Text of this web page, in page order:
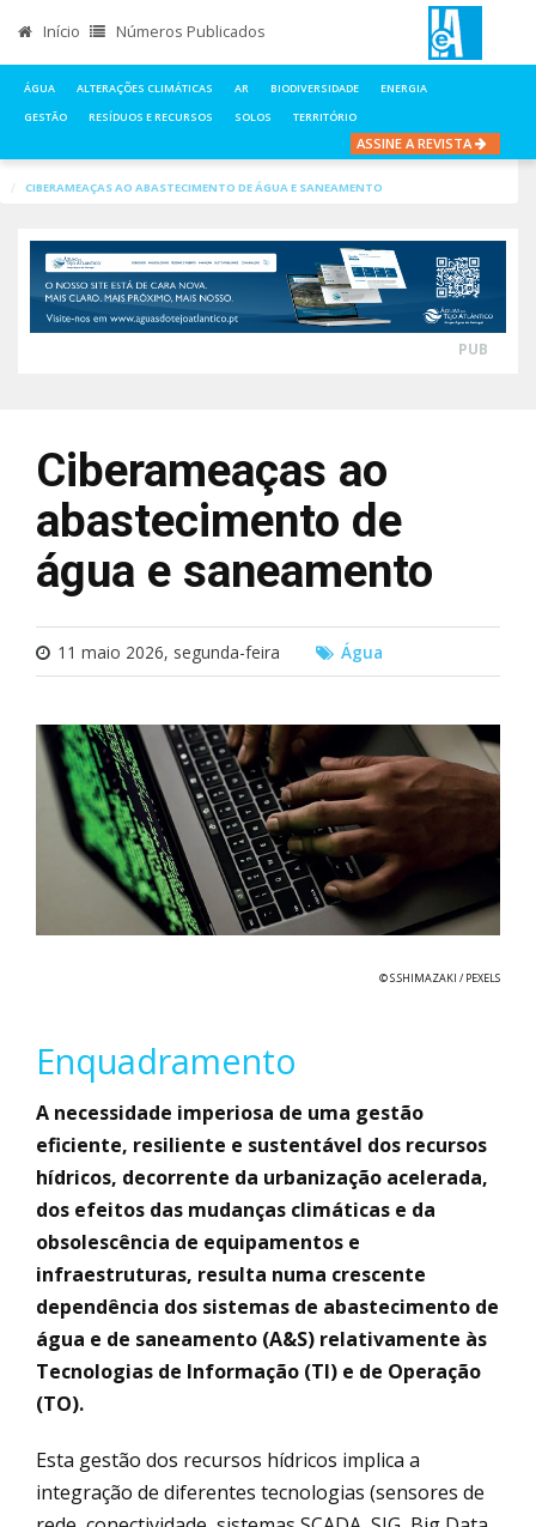
Início Números Publicados
ÁGUA ALTERAÇÕES CLIMÁTICAS AR BIODIVERSIDADE
ENERGIA
GESTÃO
RESÍDUOS E RECURSOS SOLOS TERRITÓRIO
ASSINE A REVISTA
CIBERAMEAÇAS AO ABASTECIMENTO DE ÁGUA E SANEAMENTO
PUB
Ciberameaças ao
abastecimento de
água e saneamento
11 maio 2026, segunda-feira Água
© S.SHIMAZAKI / PEXELS
Enquadramento
A necessidade imperiosa de uma gestão
eficiente, resiliente e sustentável dos recursos
hídricos, decorrente da urbanização acelerada,
dos efeitos das mudanças climáticas e da
obsolescência de equipamentos e
infraestruturas, resulta numa crescente
dependência dos sistemas de abastecimento de
água e de saneamento (A&S) relativamente às
Tecnologias de Informação (TI) e de Operação
(TO).
Esta gestão dos recursos hídricos implica a
integração de diferentes tecnologias (sensores de